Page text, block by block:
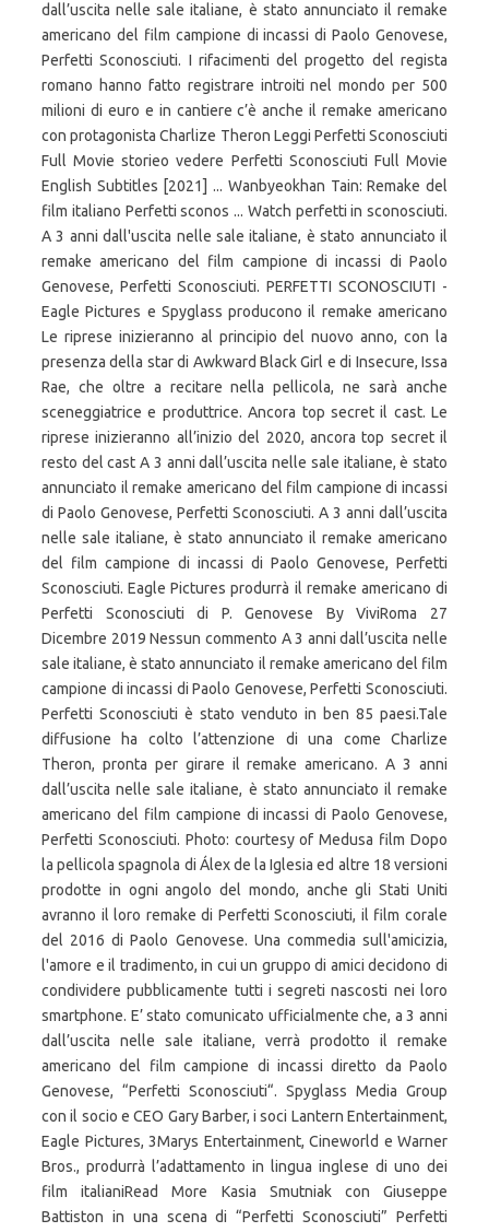
dall’uscita nelle sale italiane, è stato annunciato il remake
americano del film campione di incassi di Paolo Genovese,
Perfetti Sconosciuti. I rifacimenti del progetto del regista
romano hanno fatto registrare introiti nel mondo per 500
milioni di euro e in cantiere c’è anche il remake americano
con protagonista Charlize Theron Leggi Perfetti Sconosciuti
Full Movie storieo vedere Perfetti Sconosciuti Full Movie
English Subtitles [2021] ... Wanbyeokhan Tain: Remake del
film italiano Perfetti sconos ... Watch perfetti in sconosciuti.
A 3 anni dall'uscita nelle sale italiane, è stato annunciato il
remake americano del film campione di incassi di Paolo
Genovese, Perfetti Sconosciuti. PERFETTI SCONOSCIUTI -
Eagle Pictures e Spyglass producono il remake americano
Le riprese inizieranno al principio del nuovo anno, con la
presenza della star di Awkward Black Girl e di Insecure, Issa
Rae, che oltre a recitare nella pellicola, ne sarà anche
sceneggiatrice e produttrice. Ancora top secret il cast. Le
riprese inizieranno all’inizio del 2020, ancora top secret il
resto del cast A 3 anni dall’uscita nelle sale italiane, è stato
annunciato il remake americano del film campione di incassi
di Paolo Genovese, Perfetti Sconosciuti. A 3 anni dall’uscita
nelle sale italiane, è stato annunciato il remake americano
del film campione di incassi di Paolo Genovese, Perfetti
Sconosciuti. Eagle Pictures produrrà il remake americano di
Perfetti Sconosciuti di P. Genovese By ViviRoma 27
Dicembre 2019 Nessun commento A 3 anni dall’uscita nelle
sale italiane, è stato annunciato il remake americano del film
campione di incassi di Paolo Genovese, Perfetti Sconosciuti.
Perfetti Sconosciuti è stato venduto in ben 85 paesi.Tale
diffusione ha colto l’attenzione di una come Charlize
Theron, pronta per girare il remake americano. A 3 anni
dall’uscita nelle sale italiane, è stato annunciato il remake
americano del film campione di incassi di Paolo Genovese,
Perfetti Sconosciuti. Photo: courtesy of Medusa film Dopo
la pellicola spagnola di Álex de la Iglesia ed altre 18 versioni
prodotte in ogni angolo del mondo, anche gli Stati Uniti
avranno il loro remake di Perfetti Sconosciuti, il film corale
del 2016 di Paolo Genovese. Una commedia sull'amicizia,
l'amore e il tradimento, in cui un gruppo di amici decidono di
condividere pubblicamente tutti i segreti nascosti nei loro
smartphone. E’ stato comunicato ufficialmente che, a 3 anni
dall’uscita nelle sale italiane, verrà prodotto il remake
americano del film campione di incassi diretto da Paolo
Genovese, “Perfetti Sconosciuti“. Spyglass Media Group
con il socio e CEO Gary Barber, i soci Lantern Entertainment,
Eagle Pictures, 3Marys Entertainment, Cineworld e Warner
Bros., produrrà l’adattamento in lingua inglese di uno dei
film italianiRead More Kasia Smutniak con Giuseppe
Battiston in una scena di “Perfetti Sconosciuti” Perfetti